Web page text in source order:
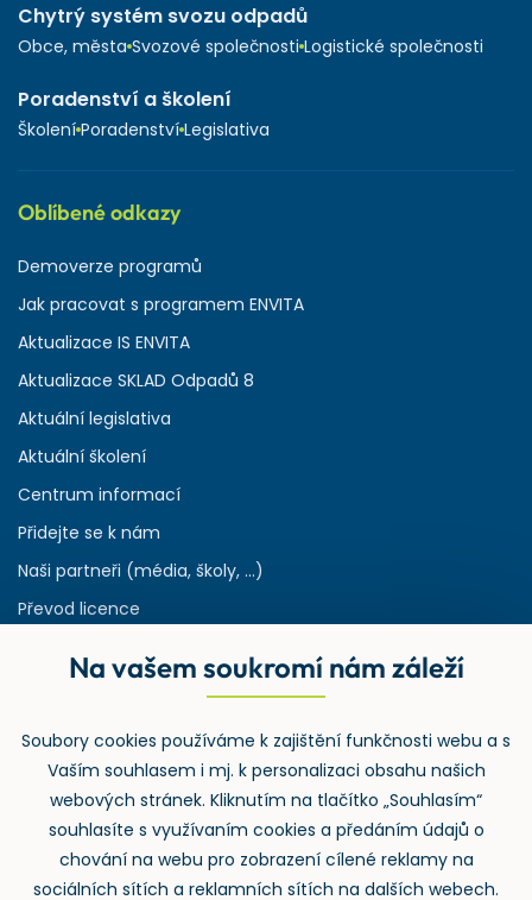
Chytrý systém svozu odpadů
Obce, města Svozové společnosti Logistické společnosti
Poradenství a školení
Školení Poradenství Legislativa
Oblíbené odkazy
Demoverze programů
Jak pracovat s programem ENVITA
Aktualizace IS ENVITA
Aktualizace SKLAD Odpadů 8
Aktuální legislativa
Aktuální školení
Centrum informací
Přidejte se k nám
Naši partneři (média, školy, ...)
Převod licence
Rejstřík používaných zkratek v odpadech
Zpětný odběr
Na vašem soukromí nám záleží
Soubory cookies používáme k zajištění funkčnosti webu a s
Vaším souhlasem i mj. k personalizaci obsahu našich
webových stránek. Kliknutím na tlačítko „Souhlasím“
souhlasíte s využívaním cookies a předáním údajů o
chování na webu pro zobrazení cílené reklamy na
sociálních sítích a reklamních sítích na dalších webech.